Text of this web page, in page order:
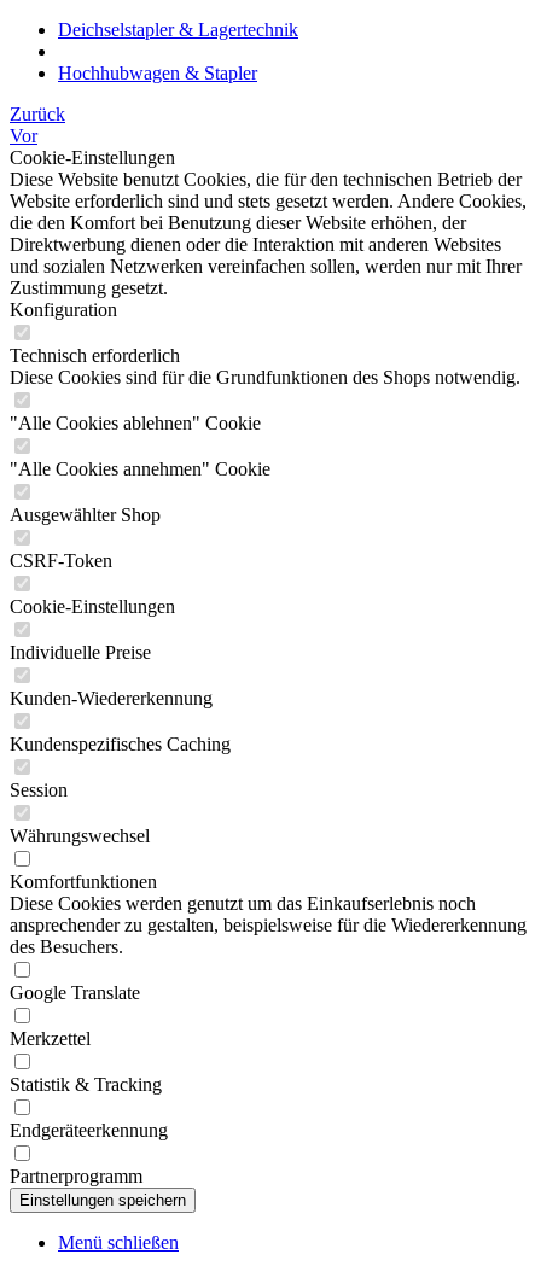
Deichselstapler & Lagertechnik
Hochhubwagen & Stapler
Zurück
Vor
Cookie-Einstellungen
Diese Website benutzt Cookies, die für den technischen Betrieb der
Website erforderlich sind und stets gesetzt werden. Andere Cookies,
die den Komfort bei Benutzung dieser Website erhöhen, der
Direktwerbung dienen oder die Interaktion mit anderen Websites
und sozialen Netzwerken vereinfachen sollen, werden nur mit Ihrer
Zustimmung gesetzt.
Konfiguration
Technisch erforderlich
Diese Cookies sind für die Grundfunktionen des Shops notwendig.
"Alle Cookies ablehnen" Cookie
"Alle Cookies annehmen" Cookie
Ausgewählter Shop
CSRF-Token
Cookie-Einstellungen
Individuelle Preise
Kunden-Wiedererkennung
Kundenspezifisches Caching
Session
Währungswechsel
Komfortfunktionen
Diese Cookies werden genutzt um das Einkaufserlebnis noch
ansprechender zu gestalten, beispielsweise für die Wiedererkennung
des Besuchers.
Google Translate
Merkzettel
Statistik & Tracking
Endgeräteerkennung
Partnerprogramm
Menü schließen